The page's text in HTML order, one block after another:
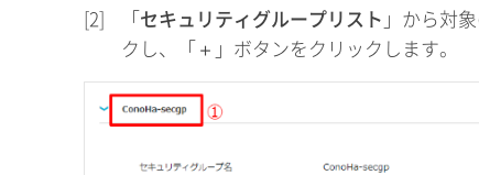
[2] 「セキュリティグループリスト 」から対
クし、「＋ 」ボタンをクリックします。